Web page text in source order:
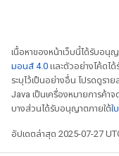
เนื้อหาของหน้าเว็บนี้ได้รับอนุญ
มอนส์ 4.0 และตัวอย่างโค้ดไ
ระบุไว้เป็นอย่างอื่น โปรดดูราย
Java เป็นเครื่องหมายการค้า
บางส่วนได้รับอนุญาตภายใต้ใ
อัปเดตล่าสุด 2025-07-27